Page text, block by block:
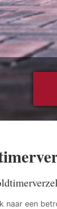
naar een